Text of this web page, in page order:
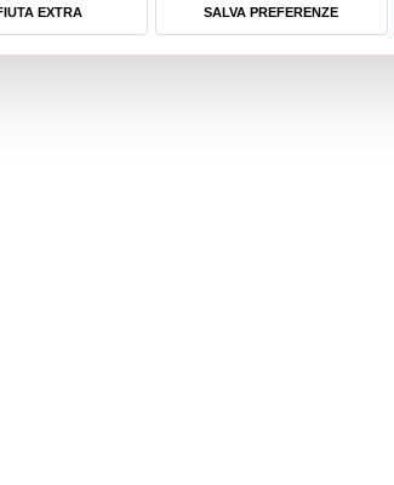
ambiziose.
e interfacce pensate per
EXTRA SALVA PREFERENZE